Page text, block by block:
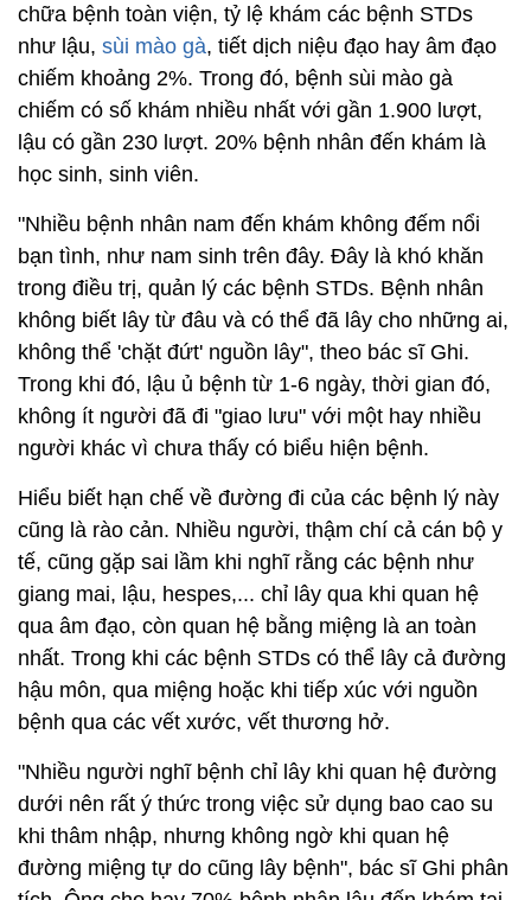
chữa bệnh toàn viện, tỷ lệ khám các bệnh STDs
như lậu, sùi mào gà, tiết dịch niệu đạo hay âm đạo
chiếm khoảng 2%. Trong đó, bệnh sùi mào gà
chiếm có số khám nhiều nhất với gần 1.900 lượt,
lậu có gần 230 lượt. 20% bệnh nhân đến khám là
học sinh, sinh viên.
"Nhiều bệnh nhân nam đến khám không đếm nổi
bạn tình, như nam sinh trên đây. Đây là khó khăn
trong điều trị, quản lý các bệnh STDs. Bệnh nhân
không biết lây từ đâu và có thể đã lây cho những ai,
không thể 'chặt đứt' nguồn lây", theo bác sĩ Ghi.
Trong khi đó, lậu ủ bệnh từ 1-6 ngày, thời gian đó,
không ít người đã đi "giao lưu" với một hay nhiều
người khác vì chưa thấy có biểu hiện bệnh.
Hiểu biết hạn chế về đường đi của các bệnh lý này
cũng là rào cản. Nhiều người, thậm chí cả cán bộ y
tế, cũng gặp sai lầm khi nghĩ rằng các bệnh như
giang mai, lậu, hespes,... chỉ lây qua khi quan hệ
qua âm đạo, còn quan hệ bằng miệng là an toàn
nhất. Trong khi các bệnh STDs có thể lây cả đường
hậu môn, qua miệng hoặc khi tiếp xúc với nguồn
bệnh qua các vết xước, vết thương hở.
"Nhiều người nghĩ bệnh chỉ lây khi quan hệ đường
dưới nên rất ý thức trong việc sử dụng bao cao su
khi thâm nhập, nhưng không ngờ khi quan hệ
đường miệng tự do cũng lây bệnh", bác sĩ Ghi phân